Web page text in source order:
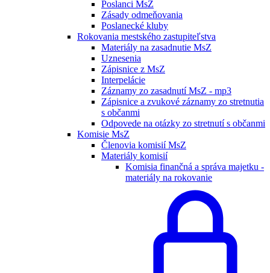
Poslanci MsZ
Zásady odmeňovania
Poslanecké kluby
Rokovania mestského zastupiteľstva
Materiály na zasadnutie MsZ
Uznesenia
Zápisnice z MsZ
Interpelácie
Záznamy zo zasadnutí MsZ - mp3
Zápisnice a zvukové záznamy zo stretnutia
s občanmi
Odpovede na otázky zo stretnutí s občanmi
Komisie MsZ
Členovia komisií MsZ
Materiály komisií
Komisia finančná a správa majetku -
materiály na rokovanie